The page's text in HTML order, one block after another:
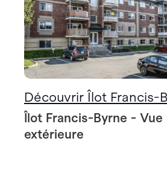
Découvrir Îlot Francis-
Îlot Francis-Byrne - Vue
extérieure